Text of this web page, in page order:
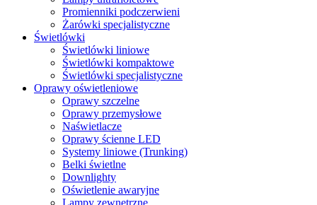
Promienniki podczerwieni
Żarówki specjalistyczne
Świetlówki
Świetlówki liniowe
Świetlówki kompaktowe
Świetlówki specjalistyczne
Oprawy oświetleniowe
Oprawy szczelne
Oprawy przemysłowe
Naświetlacze
Oprawy ścienne LED
Systemy liniowe (Trunking)
Belki świetlne
Downlighty
Oświetlenie awaryjne
Lampy zewnętrzne